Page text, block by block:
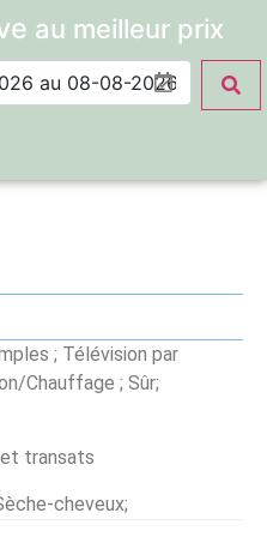
au meilleur prix
; Télévision par
Chauffage ; Sûr;
transats
cheveux;